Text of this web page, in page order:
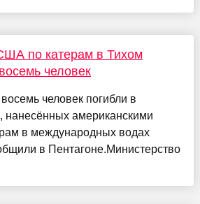
по катерам в Тихом
человек
человек погибли в
нанесённых американскими
в международных водах
в Пентагоне.Министерство